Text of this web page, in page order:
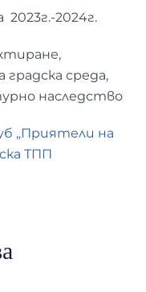
2024г.
среда,
наследство
„Приятели на
ТПП